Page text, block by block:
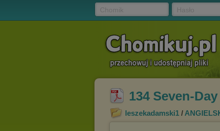
134 Seven-
leszekadamski1 /